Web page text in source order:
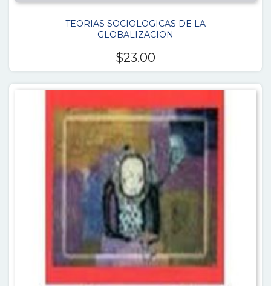
TEORIAS SOCIOLOGICAS DE LA
GLOBALIZACION
$23.00